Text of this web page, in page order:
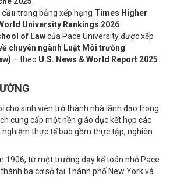
cầu trong bảng xếp hạng Times Higher
University Rankings 2026
of Lawcủa Pace University được xếp
chuyên ngành Luật Môi trường
– theo U.S. News & World Report 2025
cho sinh viên trở thành nhà lãnh đạo trong
cung cấp một nền giáo dục kết hợp các
nghiệm thực tế bao gồm thực tập, nghiên
1906, từ một trường dạy kế toán nhỏ Pace
ba cơ sở tại Thành phố New York và